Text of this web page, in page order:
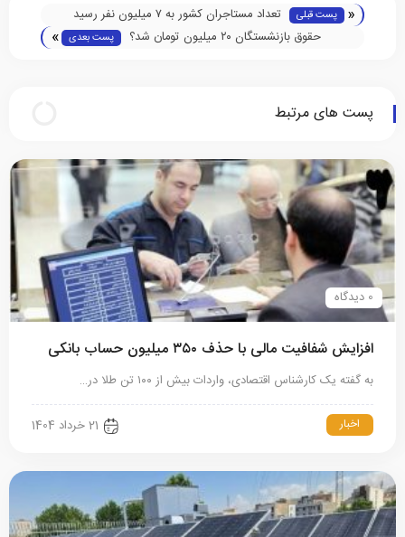
« پست قبلی
تعداد مستاجران کشور به ۷ میلیون نفر رسید
حقوق بازنشستگان ۲۰ میلیون تومان شد؟
پست بعدی »
پست های مرتبط
0 دیدگاه
افزایش شفافیت مالی با حذف ۳۵۰ میلیون حساب بانکی
به گفته یک کارشناس اقتصادی، واردات بیش‌ از ۱۰۰ تن طلا در…
اخبار 21 خرداد 1404